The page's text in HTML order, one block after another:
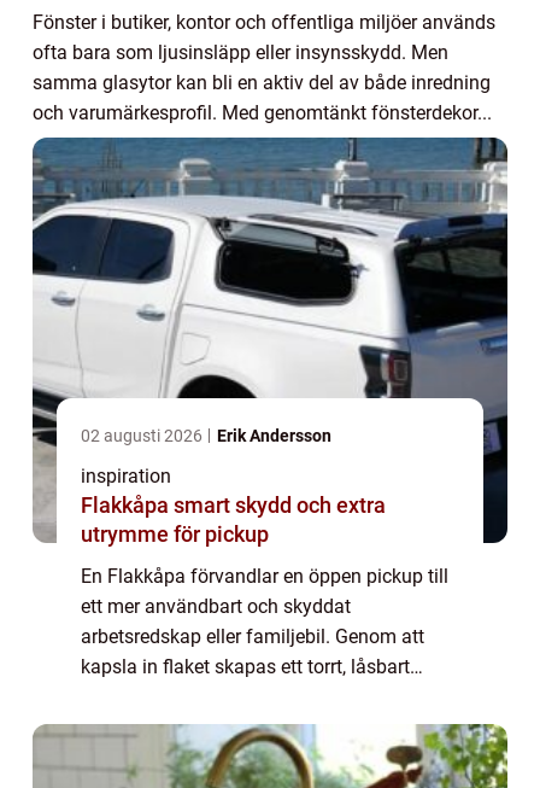
Fönster i butiker, kontor och offentliga miljöer används
ofta bara som ljusinsläpp eller insynsskydd. Men
samma glasytor kan bli en aktiv del av både inredning
och varumärkesprofil. Med genomtänkt fönsterdekor...
02 augusti 2026 Erik Andersson
inspiration
Flakkåpa smart skydd och extra
utrymme för pickup
En Flakkåpa förvandlar en öppen pickup till
ett mer användbart och skyddat
arbetsredskap eller familjebil. Genom att
kapsla in flaket skapas ett torrt, låsbart
smuts och insyn. Samtidigt påverkas bilens